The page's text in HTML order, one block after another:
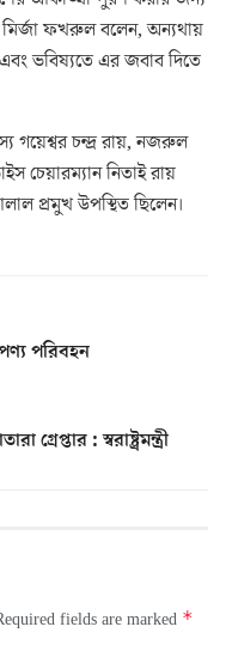
মির্জা ফখরুল বলেন, অন্যথায়
ভবিষ্যতে এর জবাব দিতে
গয়েশ্বর চন্দ্র রায়, নজরুল
চেয়ারম্যান নিতাই রায়
প্রমুখ উপস্থিত ছিলেন।
পরিবহন
: স্বরাষ্ট্রমন্ত্রী
fields are marked *